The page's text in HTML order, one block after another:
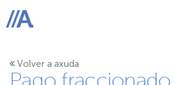
ABANCA
Volver a axuda